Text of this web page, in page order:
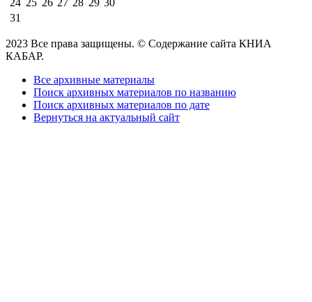
24 25 26 27 28 29 30
31
2023 Все права защищены. © Содержание сайта КНИА
КАБАР.
Все архивные материалы
Поиск архивных материалов по названию
Поиск архивных материалов по дате
Вернуться на актуальный сайт